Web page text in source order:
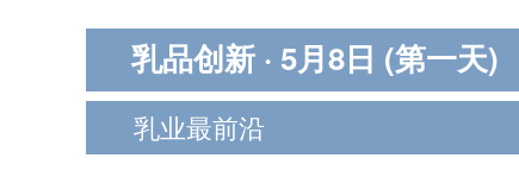
乳品创新 · 5月8日 (第一天)
乳业最前沿